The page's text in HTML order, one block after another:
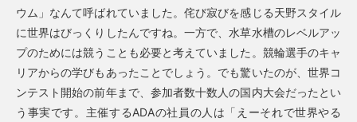
ウム」なんて呼ばれていました。侘び寂びを感じる天野スタイル
に世界はびっくりしたんですね。一方で、水草水槽のレベルアッ
プのためには競うことも必要と考えていました。競輪選手のキャ
リアからの学びもあったことでしょう。でも驚いたのが、世界コ
ンテスト開始の前年まで、参加者数十数人の国内大会だったとい
う事実です。主催するADAの社員の人は「えーそれで世界やる